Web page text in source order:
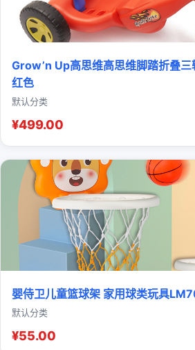
Grow’n Up高思维高思维脚踏折叠
红色
默认分类
¥499.00
婴侍卫儿童篮球架 家用球类玩具
默认分类
¥55.00